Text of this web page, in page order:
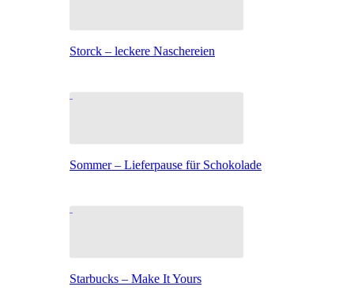
Storck – leckere Naschereien
Sommer – Lieferpause für Schokolade
Starbucks – Make It Yours